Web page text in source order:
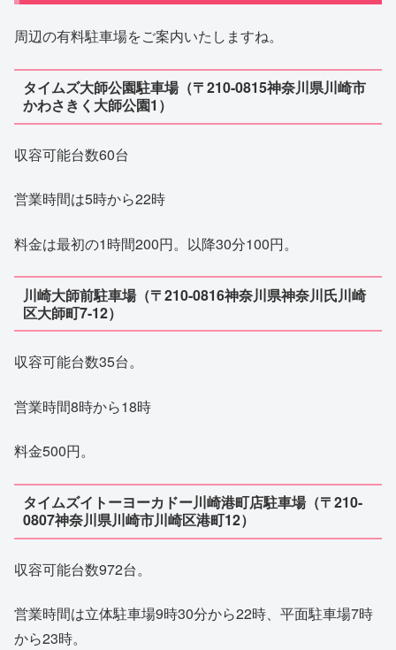
周辺の有料駐車場をご案内いたしますね。
タイムズ大師公園駐車場（〒210-0815神奈川県川崎市
かわさきく大師公園1）
収容可能台数60台
営業時間は5時から22時
料金は最初の1時間200円。以降30分100円。
川崎大師前駐車場（〒210-0816神奈川県神奈川氏川崎
区大師町7-12）
収容可能台数35台。
営業時間8時から18時
料金500円。
タイムズイトーヨーカドー川崎港町店駐車場（〒210-
0807神奈川県川崎市川崎区港町12）
収容可能台数972台。
営業時間は立体駐車場9時30分から22時、平面駐車場7時
から23時。